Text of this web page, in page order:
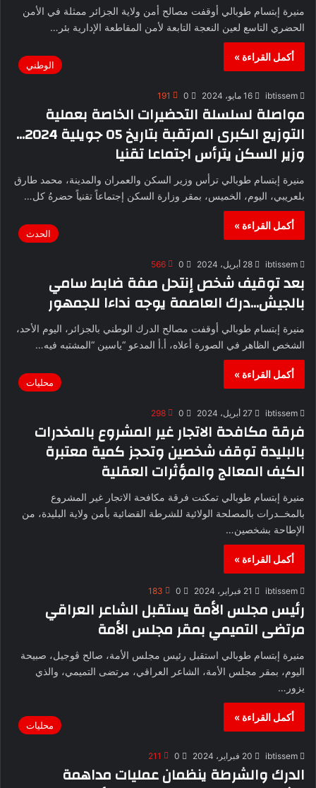
منيرة إبتسام طوبالي أوقفت مصالح أمن ولاية الجزائر ممثلة في الأمن
الحضري التاسع لعين النعجة التابعة لأمن المقاطعة الإدارية بئر…
أكمل القراءة »
الوطني
ibtissem 16 مايو، 2024 0
191
مواصلة لسلسلة التحضيرات الخاصة بعملية
التوزيع الكبرى المرتقبة بتاريخ 05 جويلية 2024…
وزير السكن يترأس اجتماعا تقنيا
منيرة إبتسام طوبالي ترأس وزير السكن والعمران والمدينة، محمد طارق
بلعريبي، اليوم، الخميس، بمقر وزارة السكن إجتماعاً تقنياً حضرهُ كل…
أكمل القراءة »
الحدث
ibtissem 28 أبريل، 2024 0
566
بعد توقيف شخص إنتحل صفة ضابط سامي
بالجيش…درك العاصمة يوجه نداءا للجمهور
منيرة إبتسام طوبالي أوقفت مصالح الدرك الوطني بالجزائر، اليوم الأحد،
الشخص الظاهر في الصورة أعلاه، أ.أ المدعو “ياسين “المشتبه فيه…
أكمل القراءة »
محليات
ibtissem 27 أبريل، 2024 0
298
فرقة مكافحة الاتجار غير المشروع بالمخدرات
بالبليدة توقف شخصين وتحجز كمية معتبرة
الكيف المعالج والمؤثرات العقلية
منيرة إبتسام طوبالي تمكنت فرقة مكافحة الاتجار غير المشروع
بالمخــدرات بالمصلحة الولائية للشرطة القضائية بأمن ولاية البليدة، من
الإطاحة بشخصين…
أكمل القراءة »
ibtissem 21 فبراير، 2024 0
183
رئيس مجلس الأمة يستقبل الشاعر العراقي
مرتضى التميمي بمقر مجلس الأمة
منيرة إبتسام طوبالي استقبل رئيس مجلس الأمة، صالح ڨوجيل، صبيحة
اليوم، بمقر مجلس الأمة، الشاعر العراقي، مرتضى التميمي، والذي
يزور…
أكمل القراءة »
محليات
ibtissem 20 فبراير، 2024 0
211
الدرك والشرطة ينظمان عمليات مداهمة